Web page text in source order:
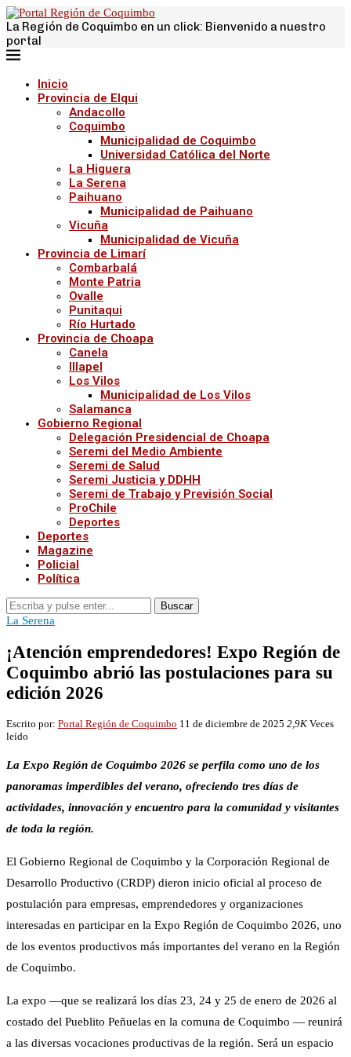
La Región de Coquimbo en un click: Bienvenido a nuestro
portal
Inicio
Provincia de Elqui
Andacollo
Coquimbo
Municipalidad de Coquimbo
Universidad Católica del Norte
La Higuera
La Serena
Paihuano
Municipalidad de Paihuano
Vicuña
Municipalidad de Vicuña
Provincia de Limarí
Combarbalá
Monte Patria
Ovalle
Punitaqui
Río Hurtado
Provincia de Choapa
Canela
Illapel
Los Vilos
Municipalidad de Los Vilos
Salamanca
Gobierno Regional
Delegación Presidencial de Choapa
Seremi del Medio Ambiente
Seremi de Salud
Seremi Justicia y DDHH
Seremi de Trabajo y Previsión Social
ProChile
Deportes
Deportes
Magazine
Policial
Política
Buscar
La Serena
¡Atención emprendedores! Expo Región de
Coquimbo abrió las postulaciones para su
edición 2026
Escrito por: Portal Región de Coquimbo 11 de diciembre de 2025 2,9K Veces
leído
La Expo Región de Coquimbo 2026 se perfila como uno de los
panoramas imperdibles del verano, ofreciendo tres días de
actividades, innovación y encuentro para la comunidad y visitantes
de toda la región.
El Gobierno Regional de Coquimbo y la Corporación Regional de
Desarrollo Productivo (CRDP) dieron inicio oficial al proceso de
postulación para empresas, emprendedores y organizaciones
interesadas en participar en la Expo Región de Coquimbo 2026, uno
de los eventos productivos más importantes del verano en la Región
de Coquimbo.
La expo —que se realizará los días 23, 24 y 25 de enero de 2026 al
costado del Pueblito Peñuelas en la comuna de Coquimbo — reunirá
a las diversas vocaciones productivas de la región. Será un espacio